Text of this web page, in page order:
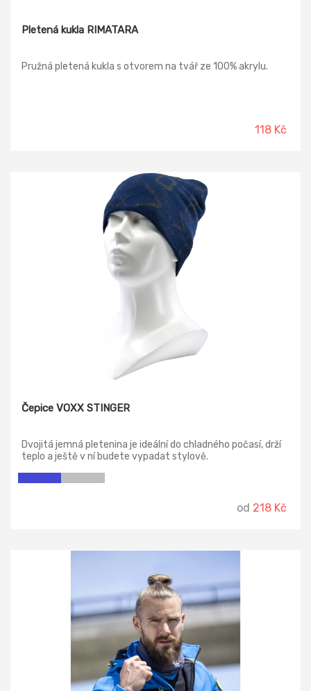
Pletená kukla RIMATARA
Pružná pletená kukla s otvorem na tvář ze 100% akrylu.
118 Kč
Čepice VOXX STINGER
Dvojitá jemná pletenina je ideální do chladného počasí, drží
teplo a ještě v ní budete vypadat stylově.
od 218 Kč